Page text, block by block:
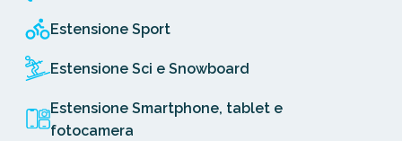
Estensione Sport
Estensione Sci e Snowboard
Estensione Smartphone, tablet e
fotocamera